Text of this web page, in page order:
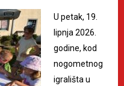
U petak, 19.
lipnja 2026.
godine, kod
nogometnog
igrališta u